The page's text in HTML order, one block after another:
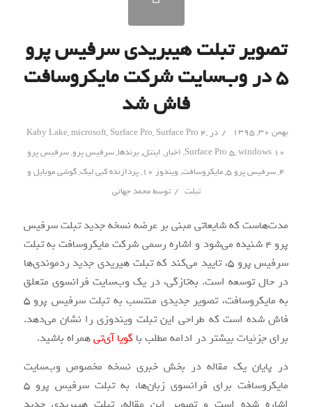
تصویر تبلت هیبریدی سرفیس پرو
۵ در وب‌سایت شرکت مایکروسافت
فاش شد
بهمن ۳۰, ۱۳۹۵ / در Kaby Lake,microsoft, Surface Pro, Surface Pro 4,
Surface Pro 5,windows 10
, اخبار, اینتل,برندها,سرفیس پرو,سرفیس پرو
4
,سرفیس پرو 5 ,مایکروسافت, ویندوز 10 ,پردازنده کبی لیک,گوشی موبایل و
تبلت / توسطمحمد جهانی
مدت‌هاست که شایعاتی مبنی بر عرضه نسخه جدید تبلت سرفیس
پرو ۴ شنیده می‌شود و اشاره رسمی شرکت مایکروسافت به تبلت
سرفیس پرو ۵، تایید می‌کند که تبلت هیریدی جدید ردموندی‌ها
در حال توسعه است. به‌تازگی، در یک وب‌سایت فرانسوی متعلق
به مایکروسافت، تصویر جدیدی منتسب به تبلت سرفیس پرو ۵
فاش شده است که طراحی این تبلت ویندوزی را نشان می‌دهد.
برای جزئیات بیشتر در ادامه مطلب با گویا آی‌تیهمراه باشید.
در پایان یک مقاله در بخش خبری نسخه مخصوص وب‌سایت
مایکروسافت برای فرانسوی‌ زبان‌ها، به تبلت سرفیس پرو ۵